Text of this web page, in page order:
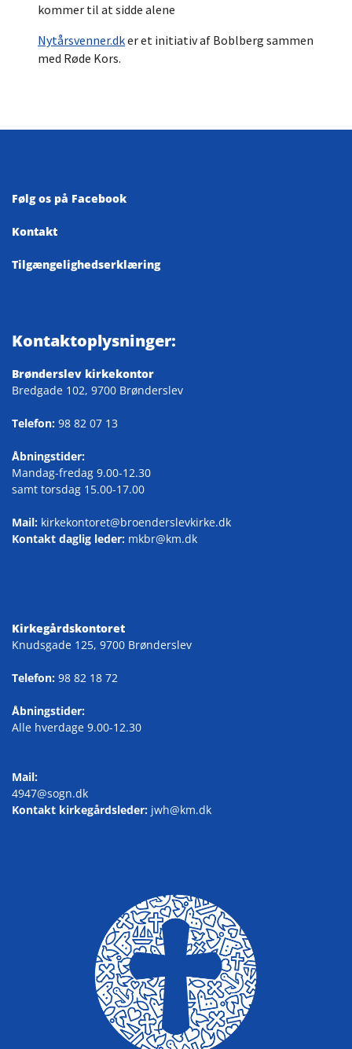
kommer til at sidde alene
Nytårsvenner.dker et initiativ af Boblberg sammen
med Røde Kors.
Følg os på Facebook
Kontakt
Tilgængelighedserklæring
Kontaktoplysninger:
Brønderslev kirkekontor
Bredgade 102, 9700 Brønderslev
Telefon: 98 82 07 13
Åbningstider:
Mandag-fredag 9.00-12.30
samt torsdag 15.00-17.00
Mail: kirkekontoret@broenderslevkirke.dk
Kontakt daglig leder: mkbr@km.dk
Kirkegårdskontoret
Knudsgade 125, 9700 Brønderslev
Telefon: 98 82 18 72
Åbningstider:
Alle hverdage 9.00-12.30
Mail:
4947@sogn.dk
Kontakt kirkegårdsleder: jwh@km.dk